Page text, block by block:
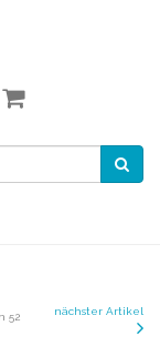
52 nächster Artikel